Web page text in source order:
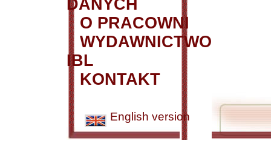
DANYCH
O PRACOWNI
WYDAWNICTWO
IBL
KONTAKT
English version